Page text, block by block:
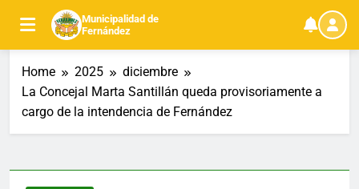
content
Municipalidad de
Fernández
Home 2025
diciembre
La Concejal Marta Santillán queda provisoriamente a
cargo de la intendencia de Fernández